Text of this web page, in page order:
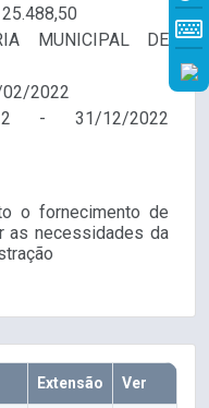
MUNICIPAL DE
2022
- 31/12/2022
o fornecimento de
as necessidades da
Extensão Ver